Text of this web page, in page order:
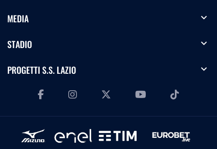
MEDIA expand_more
STADIO expand_more
PROGETTI S.S. LAZIO expand_more